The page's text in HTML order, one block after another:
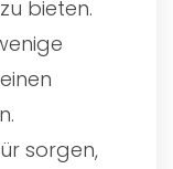
bieten.
sorgen,